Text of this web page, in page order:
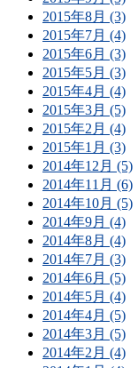
2015年8月 (3)
2015年7月 (4)
2015年6月 (3)
2015年5月 (3)
2015年4月 (4)
2015年3月 (5)
2015年2月 (4)
2015年1月 (3)
2014年12月 (5)
2014年11月 (6)
2014年10月 (5)
2014年9月 (4)
2014年8月 (4)
2014年7月 (3)
2014年6月 (5)
2014年5月 (4)
2014年4月 (5)
2014年3月 (5)
2014年2月 (4)